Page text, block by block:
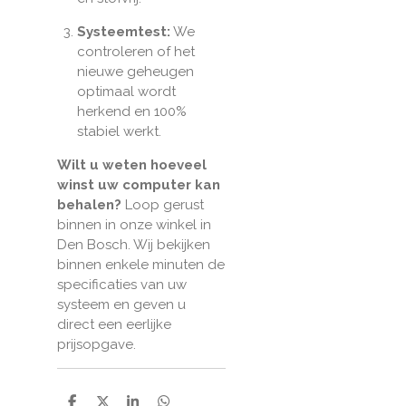
Systeemtest: We
controleren of het
nieuwe geheugen
optimaal wordt
herkend en 100%
stabiel werkt.
Wilt u weten hoeveel
winst uw computer kan
behalen? Loop gerust
binnen in onze winkel in
Den Bosch. Wij bekijken
binnen enkele minuten de
specificaties van uw
systeem en geven u
direct een eerlijke
prijsopgave.